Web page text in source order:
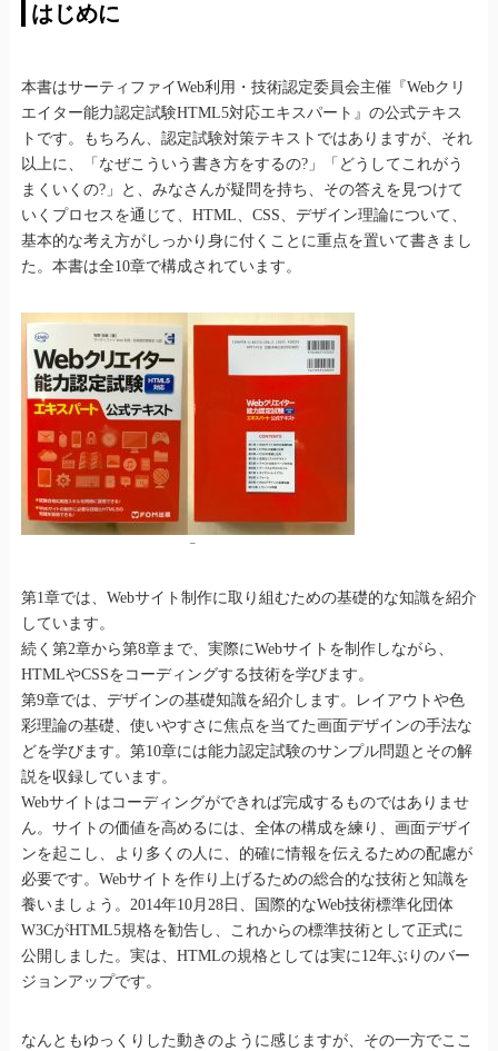
はじめに
本書はサーティファイWeb利用・技術認定委員会主催『Webクリ
エイター能力認定試験HTML5対応エキスパート』の公式テキス
トです。もちろん、認定試験対策テキストではありますが、それ
以上に、「なぜこういう書き方をするの?」「どうしてこれがう
まくいくの?」と、みなさんが疑問を持ち、その答えを見つけて
いくプロセスを通じて、HTML、CSS、デザイン理論について、
基本的な考え方がしっかり身に付くことに重点を置いて書きまし
た。本書は全10章で構成されています。
–
第1章では、Webサイト制作に取り組むための基礎的な知識を紹介
しています。
続く第2章から第8章まで、実際にWebサイトを制作しながら、
HTMLやCSSをコーディングする技術を学びます。
第9章では、デザインの基礎知識を紹介します。レイアウトや色
彩理論の基礎、使いやすさに焦点を当てた画面デザインの手法な
どを学びます。第10章には能力認定試験のサンプル問題とその解
説を収録しています。
Webサイトはコーディングができれば完成するものではありませ
ん。サイトの価値を高めるには、全体の構成を練り、画面デザイ
ンを起こし、より多くの人に、的確に情報を伝えるための配慮が
必要です。Webサイトを作り上げるための総合的な技術と知識を
養いましょう。2014年10月28日、国際的なWeb技術標準化団体
W3CがHTML5規格を勧告し、これからの標準技術として正式に
公開しました。実は、HTMLの規格としては実に12年ぶりのバー
ジョンアップです。
なんともゆっくりした動きのように感じますが、その一方でここ